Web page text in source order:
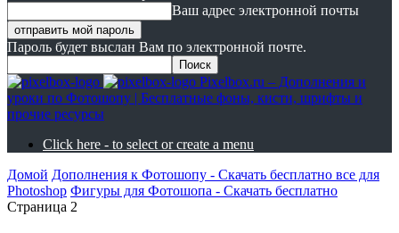
Ваш адрес электронной почты
Пароль будет выслан Вам по электронной почте.
Pixelbox.ru – Дополнения и
уроки по Фотошопу | Бесплатные фоны, кисти, шрифты и
прочие ресурсы
Click here - to select or create a menu
Домой Дополнения к Фотошопу - Скачать бесплатно все для
Photoshop Фигуры для Фотошопа - Скачать бесплатно
Страница 2